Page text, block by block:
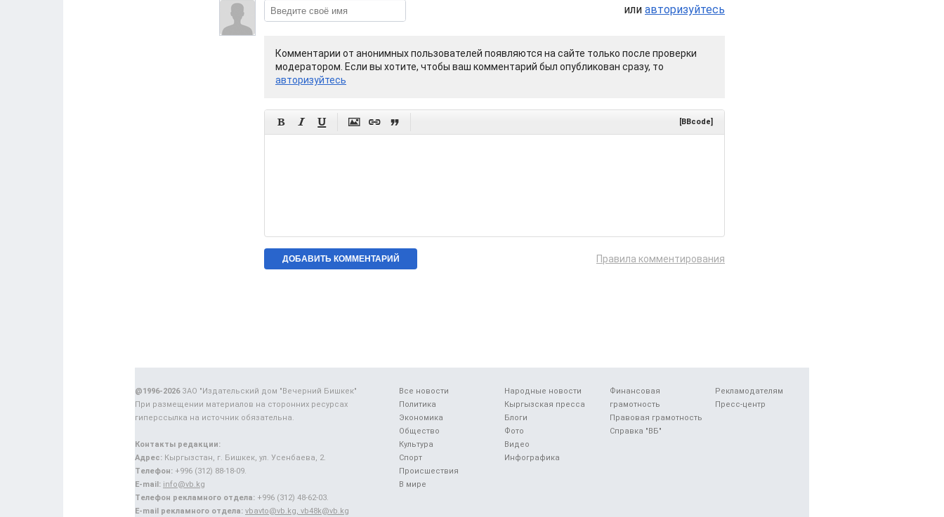
или авторизуйтесь
Комментарии от анонимных пользователей появляются на сайте только после проверки
модератором. Если вы хотите, чтобы ваш комментарий был опубликован сразу, то
авторизуйтесь
      [BBcode]
Правила комментирования
Все новости
Политика
Экономика
Общество
Культура
Спорт
Происшествия
В мире
Народные новости
Кыргызская пресса
Блоги
Фото
Видео
Инфографика
Финансовая
грамотность
Правовая грамотность
Справка "ВБ"
Рекламодателям
Пресс-центр
@1996-2026ЗАО "Издательский дом "Вечерний Бишкек"
При размещении материалов на сторонних ресурсах
гиперссылка на источник обязательна.
Контакты редакции:
Адрес: Кыргызстан, г. Бишкек, ул. Усенбаева, 2.
Телефон: +996 (312) 88-18-09.
E-mail: info@vb.kg
Телефон рекламного отдела: +996 (312) 48-62-03.
E-mail рекламного отдела: vbavto@vb.kg, vb48k@vb.kg